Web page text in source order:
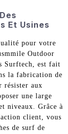
Et Usines
pour votre
Outdoor
Surftech, est fait
la fabrication de
résister aux
une large
niveaux. Grâce à
client, vous
de surf de